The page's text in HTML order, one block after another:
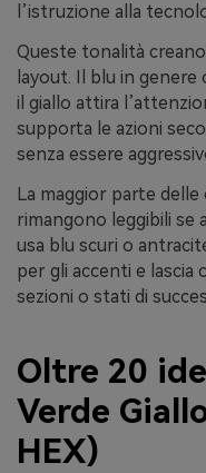
l’istruzione alla
Queste tonalità
layout. Il blu in genere
il giallo attira
supporta le azioni
senza essere
La maggior parte
rimangono leggibili se
usa blu scuri o
per gli accenti e lascia
sezioni o stati di
Oltre 20
Verde
HEX)